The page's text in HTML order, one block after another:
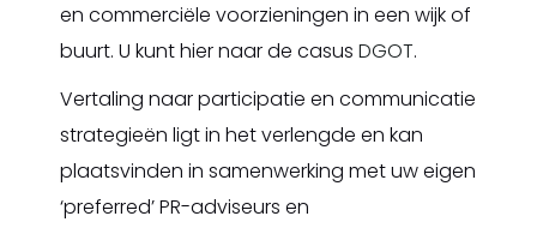
en commerciële voorzieningen in een wijk of
buurt. U kunt hier naar de casus DGOT.
Vertaling naar participatie en communicatie
strategieën ligt in het verlengde en kan
plaatsvinden in samenwerking met uw eigen
‘preferred’ PR-adviseurs en